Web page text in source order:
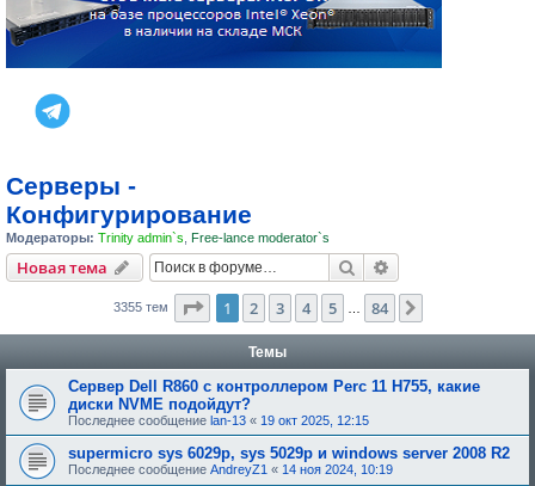
Серверы -
Конфигурирование
Модераторы: Trinity admin`s Free-lance moderator`s
Новая тема Поиск
3355 тем Страница из 84
1 2 3 4 5 84
Темы
Сервер Dell R860 с контроллером Perc 11 H755, какие
диски NVME подойдут?
Последнее сообщение lan-13 « 19 окт 2025, 12:15
supermicro sys 6029p, sys 5029p и windows server 2008 R2
Последнее сообщение AndreyZ1 « 14 ноя 2024, 10:19